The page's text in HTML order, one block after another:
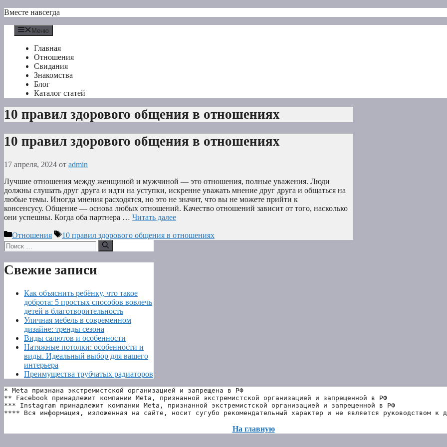
Перейти
содержимому
Вместе навсегда
Меню
Главная
Отношения
Свидания
Знакомства
Блог
Каталог статей
10 правил здорового общения в отношениях
10 правил здорового общения в отношениях
17 апреля, 2024 от admin
Лучшие отношения между женщиной и мужчиной — это отношения, полные уважения. Люди
должны слушать друг друга и идти на уступки, искренне уважать мнение друг друга и общаться на
любые темы. Иногда мнения расходятся, но это не значит, что вы не можете прийти к
консенсусу. Общение — основа любых отношений. Качество отношений зависит от того, насколько
они успешны. Когда оба партнера … Читать далее
Рубрики
Отношения Метки
10 правил здорового общения в отношениях
Поиск:
Свежие записи
Как объяснить ребёнку, что такое
доброта: 5 простых способов вовлечь
детей в благотворительность
Уличная мебель в современном
дизайне: тренды сезона
Виды салютов и особенности
Натяжные потолки: особенности и
виды. Идеальный выбор для вашего
интерьера
Преимущества трубчатых радиаторов
* Meta признана экстремистской организацией и запрещена в РФ
** Facebook принадлежит компании Meta, признанной экстремистской организацией и запрещенной в РФ
*** Instagram принадлежит компании Meta, признанной экстремистской организацией и запрещенной в РФ
**** Вся информация, изложенная на сайте, носит сугубо рекомендательный характер и не является руководством к
На главную